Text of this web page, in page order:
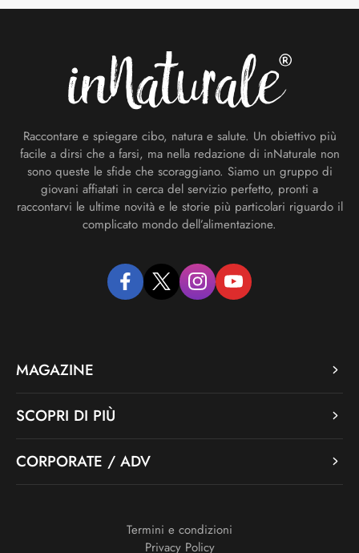
Raccontare e spiegare cibo, natura e salute. Un obiettivo più
facile a dirsi che a farsi, ma nella redazione di inNaturale non
sono queste le sfide che scoraggiano. Siamo un gruppo di
giovani affiatati in cerca del servizio perfetto, pronti a
raccontarvi le ultime novità e le storie più particolari riguardo il
complicato mondo dell’alimentazione.
facebooktwitter instagramyoutube
MAGAZINE
SCOPRI DI PIÙ
CORPORATE / ADV
Termini e condizioni
Privacy Policy